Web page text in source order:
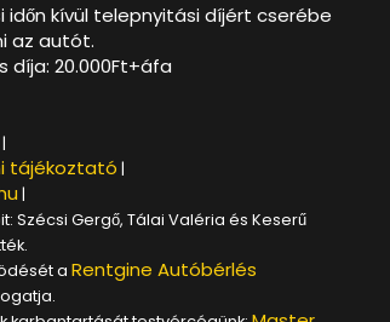
időn kívül telepnyitási díjért cserébe
az autót.
díja: 20.000Ft+áfa
|
tájékoztató |
|
Szécsi Gergő, Tálai Valéria és Keserű
a Rentgine Autóbérlés